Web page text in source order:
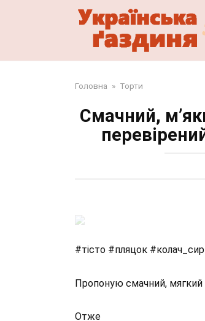
Головна » Торти
Смачний,
#тісто #пляцок
Пропоную смачний,
Отже